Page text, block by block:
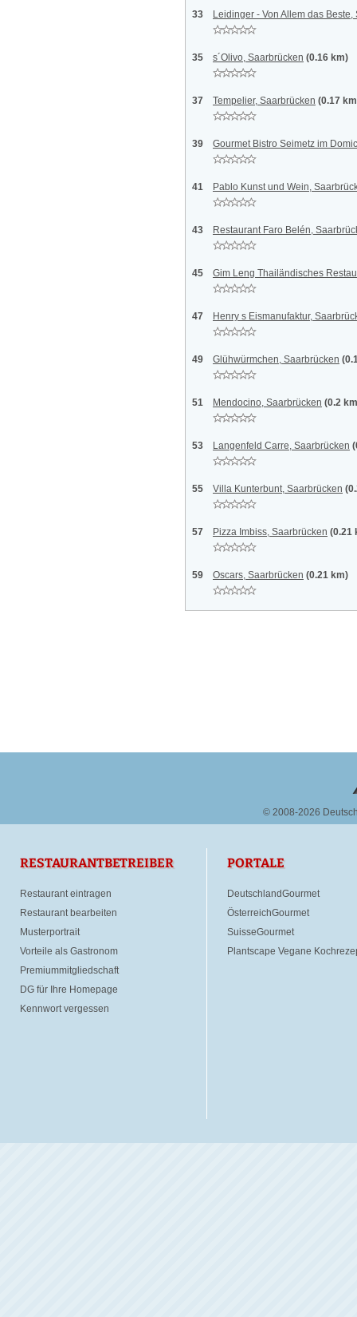
33 Leidinger - Von Allem das Beste,
35 s´Olivo, Saarbrücken (0.16 km)
37 Tempelier, Saarbrücken (0.17
39 Gourmet Bistro Seimetz im
41 Pablo Kunst und Wein,
43 Restaurant Faro Belén,
45 Gim Leng Thailändisches
47 Henry s Eismanufaktur,
49 Glühwürmchen, Saarbrücken
51 Mendocino, Saarbrücken (0.2
53 Langenfeld Carre, Saarbrücken
55 Villa Kunterbunt, Saarbrücken
57 Pizza Imbiss, Saarbrücken (0.21
59 Oscars, Saarbrücken (0.21 km)
© 2008-2026
RESTAURANTBETREIBER
Restaurant eintragen
Restaurant bearbeiten
Musterportrait
Vorteile als Gastronom
Premiummitgliedschaft
DG für Ihre Homepage
Kennwort vergessen
PORTALE
DeutschlandGourmet
ÖsterreichGourmet
SuisseGourmet
Plantscape Vegane